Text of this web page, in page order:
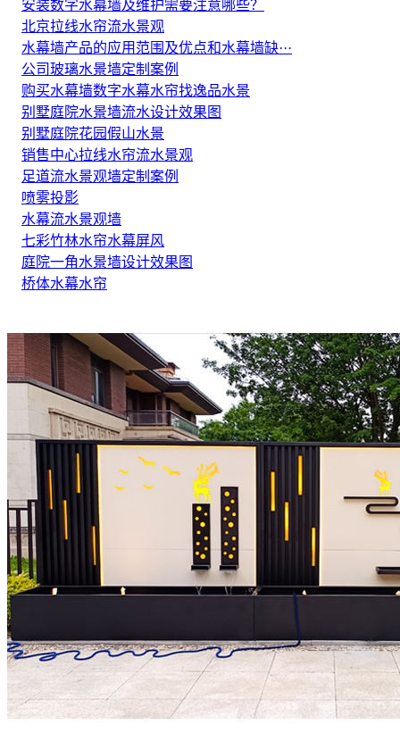
安装数字水幕墙及维护需要注意哪些？
北京拉线水帘流水景观
水幕墙产品的应用范围及优点和水幕墙缺···
公司玻璃水景墙定制案例
购买水幕墙数字水幕水帘找逸品水景
别墅庭院水景墙流水设计效果图
别墅庭院花园假山水景
销售中心拉线水帘流水景观
足道流水景观墙定制案例
喷雾投影
水幕流水景观墙
七彩竹林水帘水幕屏风
庭院一角水景墙设计效果图
桥体水幕水帘